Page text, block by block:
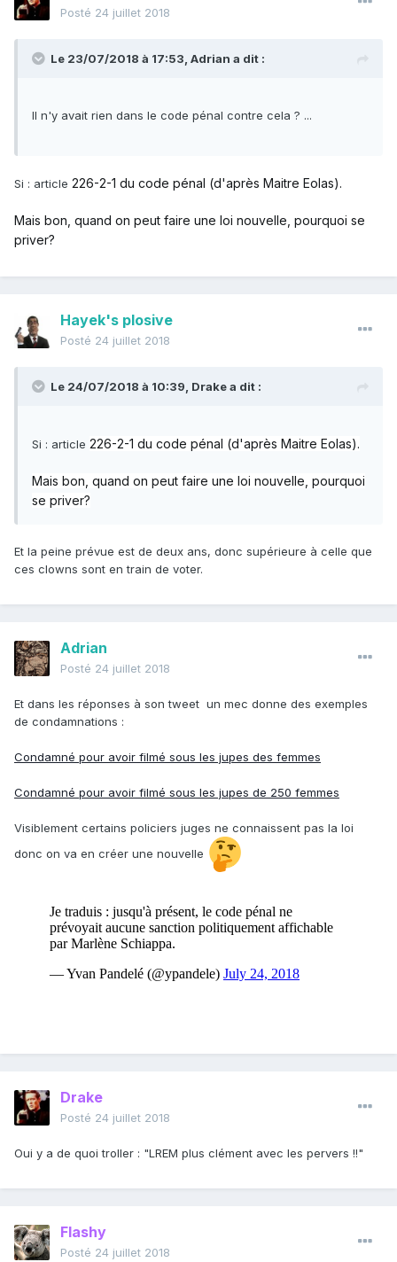
Posté 24 juillet 2018
Le 23/07/2018 à 17:53, Adrian a dit :
Il n'y avait rien dans le code pénal contre cela ? ...
Si : article 226-2-1 du code pénal (d'après Maitre Eolas).
Mais bon, quand on peut faire une loi nouvelle, pourquoi se
priver?
Hayek's plosive
Posté 24 juillet 2018
Le 24/07/2018 à 10:39, Drakea dit :
Si : article 226-2-1 du code pénal (d'après Maitre Eolas).
Mais bon, quand on peut faire une loi nouvelle, pourquoi
se priver?
Et la peine prévue est de deux ans, donc supérieure à celle que
ces clowns sont en train de voter.
Adrian
Posté 24 juillet 2018
Et dans les réponses à son tweet un mec donne des exemples
de condamnations :
Condamné pour avoir filmé sous les jupes des femmes
Condamné pour avoir filmé sous les jupes de 250 femmes
Visiblement certains policiers juges ne connaissent pas la loi
donc on va en créer une nouvelle
Drake
Posté 24 juillet 2018
Oui y a de quoi troller : "LREM plus clément avec les pervers !!"
Flashy
Posté 24 juillet 2018